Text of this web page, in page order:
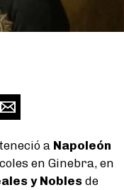
a Napoleón
en Ginebra, en
y Nobles de